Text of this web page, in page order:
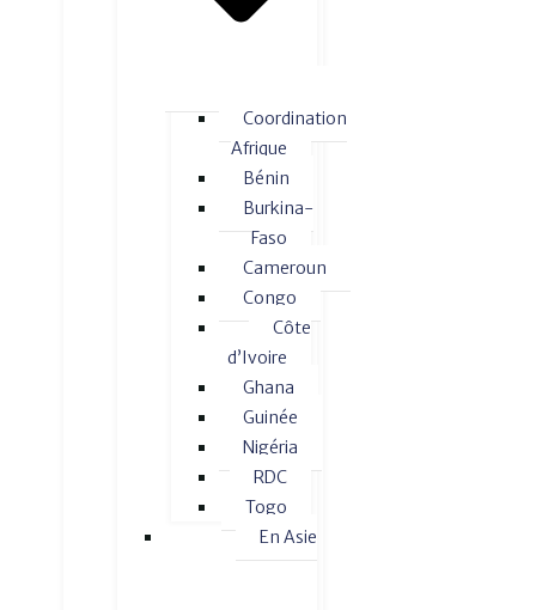
Coordination
Afrique
Bénin
Burkina-
Faso
Cameroun
Congo
Côte
d’Ivoire
Ghana
Guinée
Nigéria
RDC
Togo
En Asie